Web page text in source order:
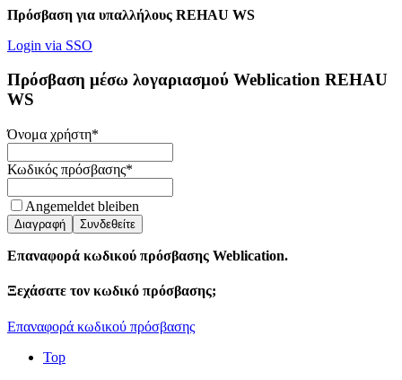
Πρόσβαση για υπαλλήλους REHAU WS
Login via SSO
Πρόσβαση μέσω λογαριασμού Weblication REHAU
WS
Όνομα χρήστη*
Κωδικός πρόσβασης*
Angemeldet bleiben
Διαγραφή Συνδεθείτε
Επαναφορά κωδικού πρόσβασης Weblication.
Ξεχάσατε τον κωδικό πρόσβασης;
Επαναφορά κωδικού πρόσβασης
Top